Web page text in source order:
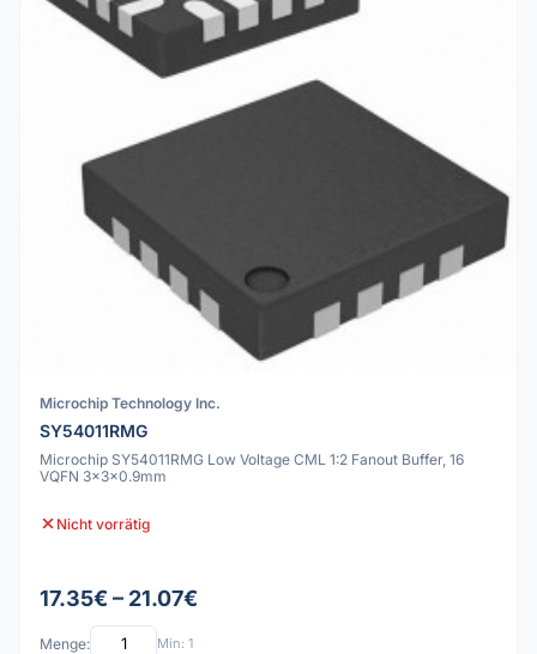
Microchip Technology Inc.
SY54011RMG
Microchip SY54011RMG Low Voltage CML 1:2 Fanout Buffer, 16
VQFN 3x3x0.9mm
Nicht vorrätig
17.35€ – 21.07€
Menge: Min: 1